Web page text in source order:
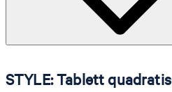
STYLE: Tablett